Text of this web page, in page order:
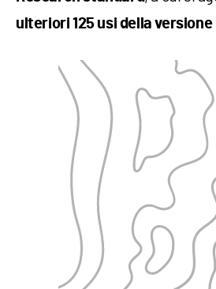
ulteriori 125 usi della versione